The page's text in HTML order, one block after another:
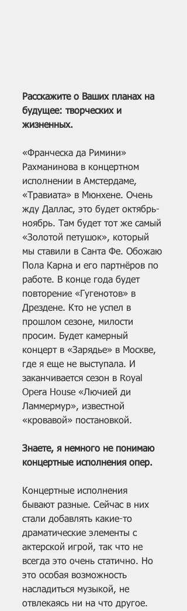
Расскажите о Ваших планах на
будущее: творческих и
жизненных.
«Франческа да Римини»
Рахманинова в концертном
исполнении в Амстердаме,
«Травиата» в Мюнхене. Очень
жду Даллас, это будет октябрь-
ноябрь. Там будет тот же самый
«Золотой петушок», который
мы ставили в Санта Фе. Обожаю
Пола Карна и его партнёров по
работе. В конце года будет
повторение «Гугенотов» в
Дрездене. Кто не успел в
прошлом сезоне, милости
просим. Будет камерный
концерт в «Зарядье» в Москве,
где я еще не выступала. И
заканчивается сезон в Royal
Opera House «Лючией ди
Ламмермур», известной
«кровавой» постановкой.
Знаете, я немного не понимаю
концертные исполнения опер.
Концертные исполнения
бывают разные. Сейчас в них
стали добавлять какие-то
драматические элементы с
актерской игрой, так что не
всегда это очень статично. Но
это особая возможность
насладиться музыкой, не
отвлекаясь ни на что другое.